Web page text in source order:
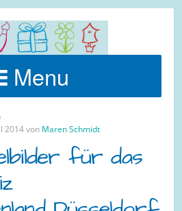
Menu
2014 von Maren Schmidt
für das